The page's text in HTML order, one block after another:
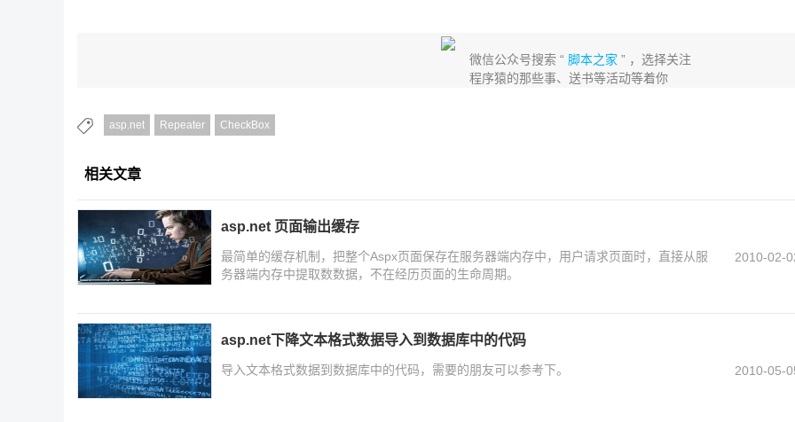
微信公众号搜索 “脚本之家 ” ，选择关注
程序猿的那些事、送书等活动等着你
asp.net Repeater CheckBox
相关文章
asp.net 页面输出缓存
最简单的缓存机制，把整个Aspx页面保存在服务器端内存中，用户请求页面时，直接从服
务器端内存中提取数数据，不在经历页面的生命周期。
2010-02-
asp.net下降文本格式数据导入到数据库中的代码
导入文本格式数据到数据库中的代码，需要的朋友可以参考下。 2010-05-